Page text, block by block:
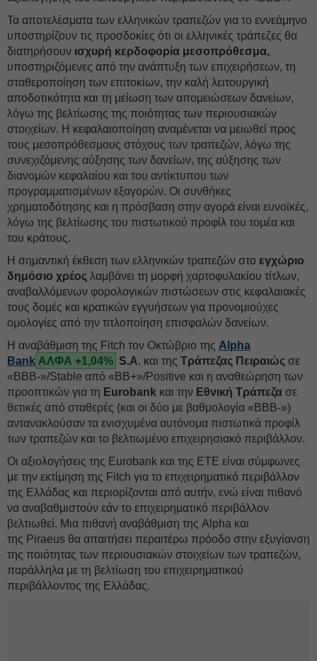
Τα αποτελέσματα των ελληνικών τραπεζών για το εννεάμηνο
υποστηρίζουν τις προσδοκίες ότι οι ελληνικές τράπεζες θα
διατηρήσουν ισχυρή κερδοφορία μεσοπρόθεσμα,
υποστηριζόμενες από την ανάπτυξη των επιχειρήσεων, τη
σταθεροποίηση των επιτοκίων, την καλή λειτουργική
αποδοτικότητα και τη μείωση των απομειώσεων δανείων,
λόγω της βελτίωσης της ποιότητας των περιουσιακών
στοιχείων. Η κεφαλαιοποίηση αναμένεται να μειωθεί προς
τους μεσοπρόθεσμους στόχους των τραπεζών, λόγω της
συνεχιζόμενης αύξησης των δανείων, της αύξησης των
διανομών κεφαλαίου και του αντίκτυπου των
προγραμματισμένων εξαγορών. Οι συνθήκες
χρηματοδότησης και η πρόσβαση στην αγορά είναι ευνοϊκές,
λόγω της βελτίωσης του πιστωτικού προφίλ του τομέα και
του κράτους.
Η σημαντική έκθεση των ελληνικών τραπεζών στο εγχώριο
δημόσιο χρέος λαμβάνει τη μορφή χαρτοφυλακίου τίτλων,
αναβαλλόμενων φορολογικών πιστώσεων στις κεφαλαιακές
τους δομές και κρατικών εγγυήσεων για προνομιούχες
ομολογίες από την τιτλοποίηση επισφαλών δανείων.
Η αναβάθμιση της Fitch τον Οκτώβριο της Alpha
Bank ΑΛΦΑ +1,04% S.A. και της Τράπεζας Πειραιώς σε
«BBB-»/Stable από «BB+»/Positive και η αναθεώρηση των
προοπτικών για τη Eurobank και την Εθνική Τράπεζα σε
θετικές από σταθερές (και οι δύο με βαθμολογία «BBB-»)
αντανακλούσαν τα ενισχυμένα αυτόνομα πιστωτικά προφίλ
των τραπεζών και το βελτιωμένο επιχειρησιακό περιβάλλον.
Οι αξιολογήσεις της Eurobank και της ΕΤΕ είναι σύμφωνες
με την εκτίμηση της Fitch για το επιχειρηματικό περιβάλλον
της Ελλάδας και περιορίζονται από αυτήν, ενώ είναι πιθανό
να αναβαθμιστούν εάν το επιχειρηματικό περιβάλλον
βελτιωθεί. Μια πιθανή αναβάθμιση της Alpha και
της Piraeus θα απαιτήσει περαιτέρω πρόοδο στην εξυγίανση
της ποιότητας των περιουσιακών στοιχείων των τραπεζών,
παράλληλα με τη βελτίωση του επιχειρηματικού
περιβάλλοντος της Ελλάδας.